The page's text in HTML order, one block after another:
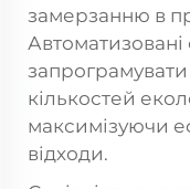
замерзанню в
кількостей
максимізуючи
відходи.